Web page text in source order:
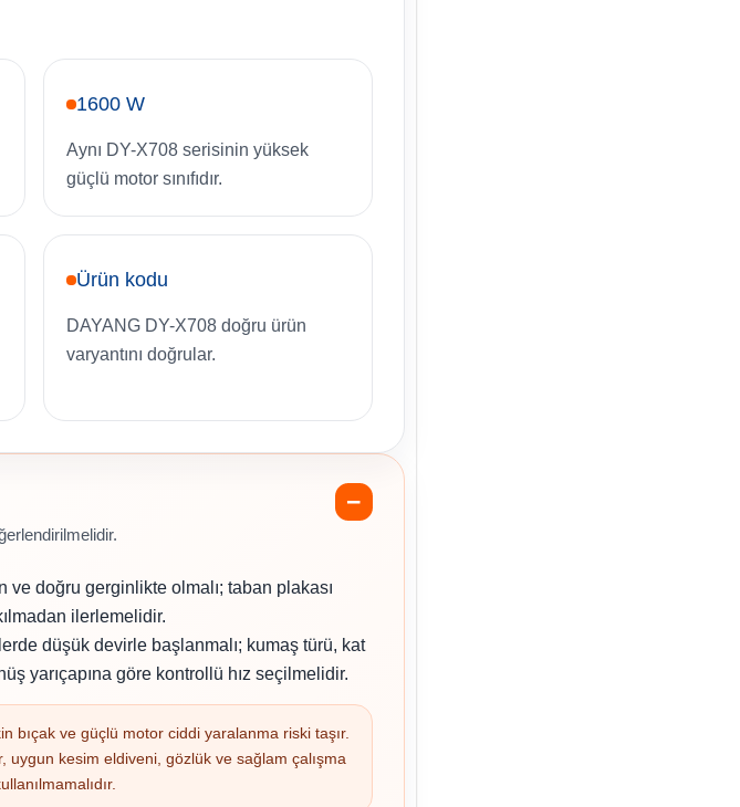
1600 W
Aynı DY-X708 serisinin yüksek
güçlü motor sınıfıdır.
Ürün kodu
DAYANG DY-X708 doğru ürün
varyantını doğrular.
ve doğru gerginlikte olmalı; taban plakası
ilerlemelidir.
düşük devirle başlanmalı; kumaş türü, kat
yarıçapına göre kontrollü hız seçilmelidir.
bıçak ve güçlü motor ciddi yaralanma riski taşır.
uygun kesim eldiveni, gözlük ve sağlam çalışma